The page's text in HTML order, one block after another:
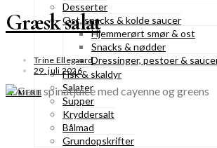
Desserter
Ost, snacks & kolde saucer
Hjemmerørt smør & ost
Snacks & nødder
Dressinger, pestoer &
Fisk & skaldyr
Salater
Supper
Kryddersalt
Bålmad
Grundopskrifter
Græsk salat
Trine Ellegaard
29. juli 2026
SE MERE